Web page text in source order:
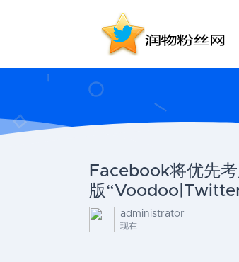
Facebook将优先
版
administrator
现在